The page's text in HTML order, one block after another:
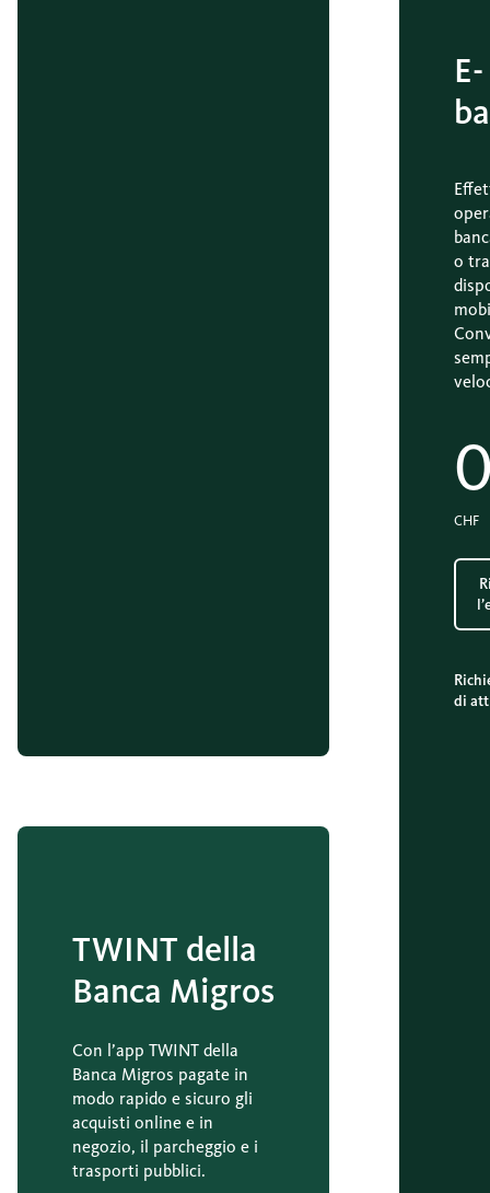
E-
o
CHF
di
TWINT della
Banca Migros
Con l’app TWINT della
Banca Migros pagate in
modo rapido e sicuro gli
acquisti online e in
negozio, il parcheggio e i
trasporti pubblici.